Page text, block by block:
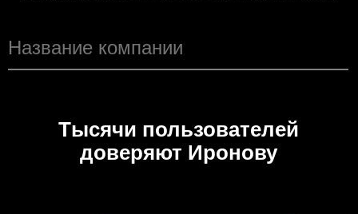
Тысячи пользователей
доверяют Иронову